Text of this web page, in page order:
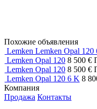
Похожие объявления
Lemken Lemken Opal 120
Lemken Opal 120 8 500 €
Lemken Opal 120 8 500 €
Lemken Opal 120 6 K 8
Компания
Продажа Контакты